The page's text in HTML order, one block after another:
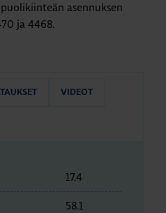
asennuksen
ja 4468.
VIDEOT
17.4
58.1